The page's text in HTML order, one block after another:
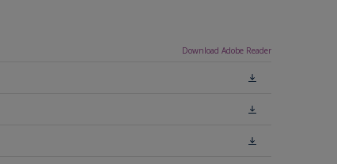
Download Adobe Reader